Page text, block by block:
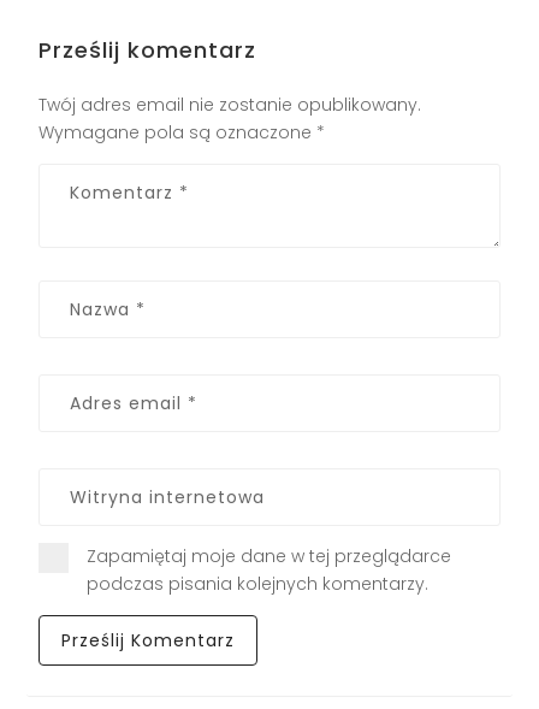
Prześlij komentarz
Twój adres email nie zostanie opublikowany.
Wymagane pola są oznaczone *
Zapamiętaj moje dane w tej przeglądarce
podczas pisania kolejnych komentarzy.